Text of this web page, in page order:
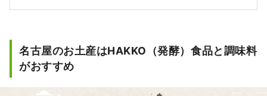
名古屋のお土産はHAKKO（発酵）食品と調味料
がおすすめ